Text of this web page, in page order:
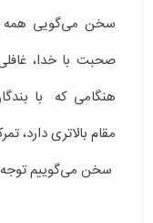
سخن می‌گویی همه
صحبت با خدا،
هنگامی که با
مقام بالاتری دارد،
سخن می‌گوییم توجه